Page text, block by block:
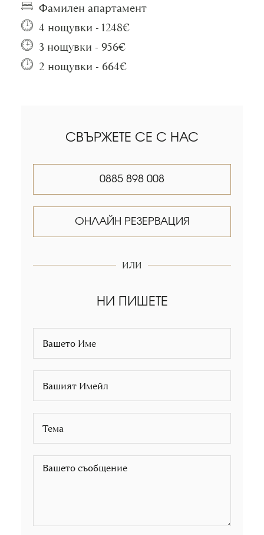
Фамилен апартамент
4 нощувки - 1248€
3 нощувки - 956€
2 нощувки - 664€
СВЪРЖЕТЕ СЕ С НАС
0885 898 008
ОНЛАЙН РЕЗЕРВАЦИЯ
ИЛИ
НИ ПИШЕТЕ